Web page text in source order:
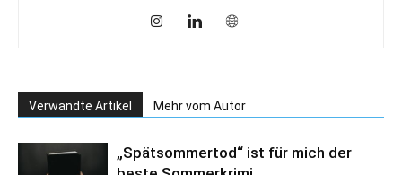
Verwandte Artikel Mehr vom Autor
„Spätsommertod“ ist für mich der